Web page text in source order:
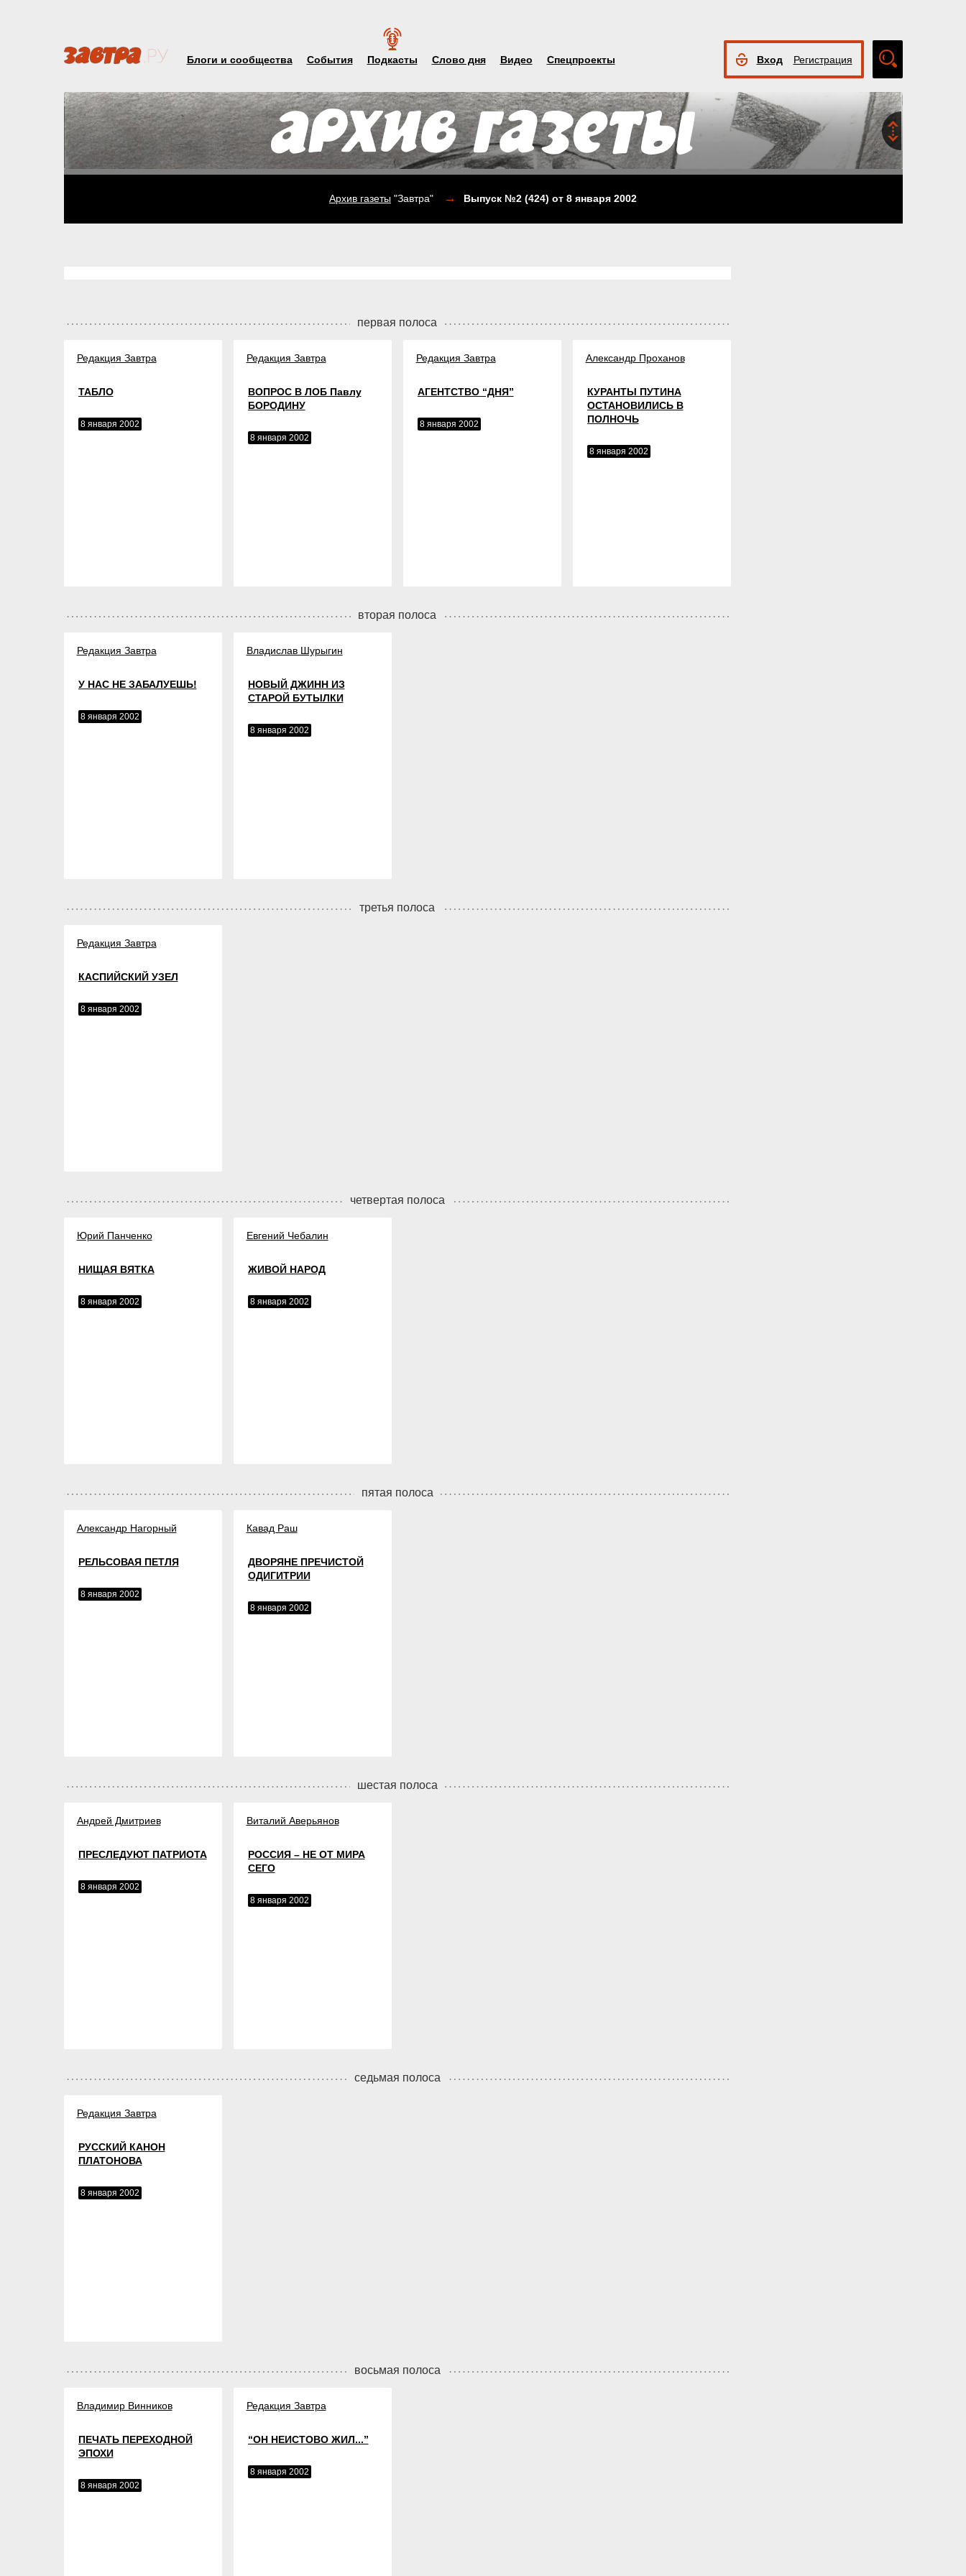
Блоги и сообщества События Подкасты Слово дня Видео Спецпроекты Вход Регистрация
Архив газеты"Завтра" → Выпуск №2 (424) от 8 января 2002
первая полоса
Редакция Завтра
ТАБЛО
8 января 2002
Редакция Завтра
ВОПРОС В ЛОБ Павлу
БОРОДИНУ
8 января 2002
Редакция Завтра
АГЕНТСТВО “ДНЯ”
8 января 2002
Александр Проханов
КУРАНТЫ ПУТИНА
ОСТАНОВИЛИСЬ В
ПОЛНОЧЬ
8 января 2002
вторая полоса
Редакция Завтра
У НАС НЕ ЗАБАЛУЕШЬ!
8 января 2002
Владислав Шурыгин
НОВЫЙ ДЖИНН ИЗ
СТАРОЙ БУТЫЛКИ
8 января 2002
третья полоса
Редакция Завтра
КАСПИЙСКИЙ УЗЕЛ
8 января 2002
четвертая полоса
Юрий Панченко
НИЩАЯ ВЯТКА
8 января 2002
Евгений Чебалин
ЖИВОЙ НАРОД
8 января 2002
пятая полоса
Александр Нагорный
РЕЛЬСОВАЯ ПЕТЛЯ
8 января 2002
Кавад Раш
ДВОРЯНЕ ПРЕЧИСТОЙ
ОДИГИТРИИ
8 января 2002
шестая полоса
Андрей Дмитриев
ПРЕСЛЕДУЮТ ПАТРИОТА
8 января 2002
Виталий Аверьянов
РОССИЯ – НЕ ОТ МИРА
СЕГО
8 января 2002
седьмая полоса
Редакция Завтра
РУССКИЙ КАНОН
ПЛАТОНОВА
8 января 2002
восьмая полоса
Владимир Винников
ПЕЧАТЬ ПЕРЕХОДНОЙ
ЭПОХИ
8 января 2002
Редакция Завтра
“ОН НЕИСТОВО ЖИЛ...”
8 января 2002